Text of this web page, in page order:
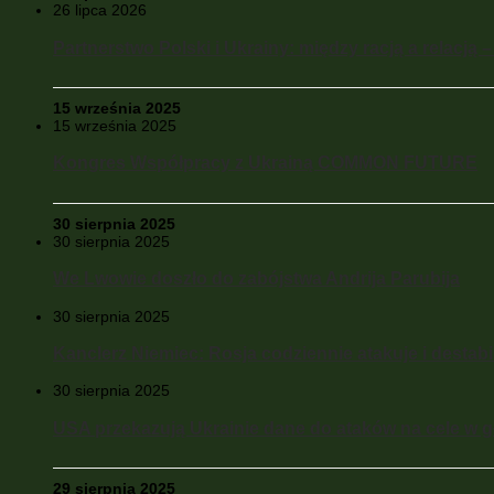
26 lipca 2026
15 września 2025
15 września 2025
30 sierpnia 2025
30 sierpnia 2025
30 sierpnia 2025
30 sierpnia 2025
29 sierpnia 2025